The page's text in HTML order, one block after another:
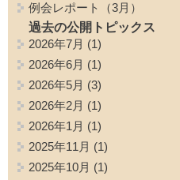
例会レポート（3月）
過去の公開トピックス
2026年7月 (1)
2026年6月 (1)
2026年5月 (3)
2026年2月 (1)
2026年1月 (1)
2025年11月 (1)
2025年10月 (1)